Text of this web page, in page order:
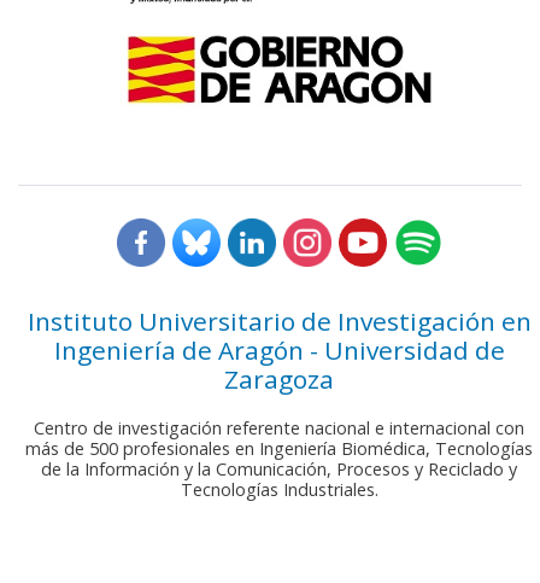
Instituto Universitario de Investigación en
Ingeniería de Aragón - Universidad de
Zaragoza
Centro de investigación referente nacional e internacional con
más de 500 profesionales en Ingeniería Biomédica, Tecnologías
de la Información y la Comunicación, Procesos y Reciclado y
Tecnologías Industriales.